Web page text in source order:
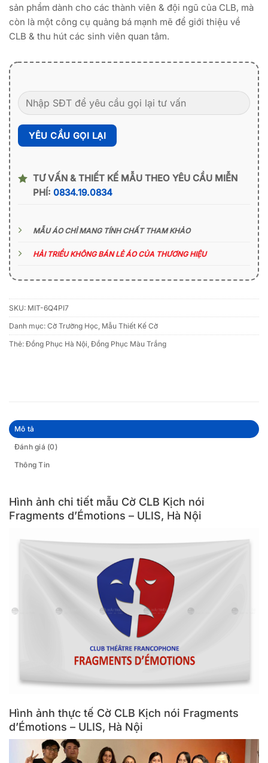
sản phẩm dành cho các thành viên & đội ngũ của CLB, mà
còn là một công cụ quảng bá mạnh mẽ để giới thiệu về
CLB & thu hút các sinh viên quan tâm.
TƯ VẤN & THIẾT KẾ MẪU THEO YÊU CẦU MIỄN
PHÍ: 0834.19.0834
MẪU ÁO CHỈ MANG TÍNH CHẤT THAM KHẢO
HẢI TRIỀU KHÔNG BÁN LẺ ÁO CỦA THƯƠNG HIỆU
SKU: MIT-6Q4PI7
Danh mục: Cờ Trường Học Mẫu Thiết Kế Cờ
Thẻ: Đồng Phục Hà Nội Đồng Phục Màu Trắng
Mô tả
Đánh giá (0)
Thông Tin
Hình ảnh chi tiết mẫu Cờ CLB Kịch nói
Fragments d’Émotions – ULIS, Hà Nội
Hình ảnh thực tế Cờ CLB Kịch nói Fragments
d’Émotions – ULIS, Hà Nội